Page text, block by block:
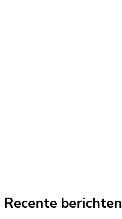
Recente berichten